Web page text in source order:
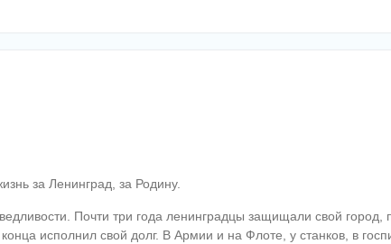
за Ленинград, за Родину.
Почти три года ленинградцы защищали свой город,
исполнил свой долг. В Армии и на Флоте, у станков, в